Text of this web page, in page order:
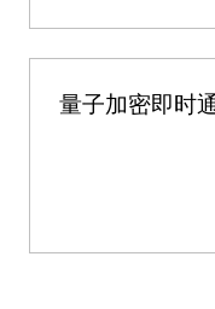
量子加密即时